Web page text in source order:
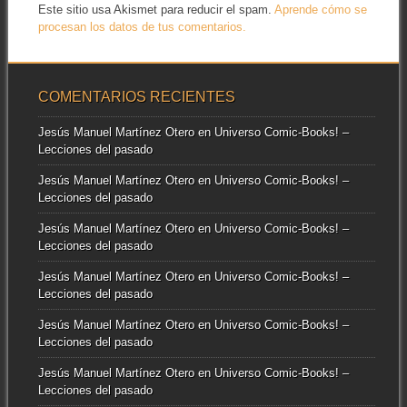
Este sitio usa Akismet para reducir el spam. Aprende cómo se
procesan los datos de tus comentarios.
COMENTARIOS RECIENTES
Jesús Manuel Martínez Oteroen Universo Comic-Books! –
Lecciones del pasado
Jesús Manuel Martínez Oteroen Universo Comic-Books! –
Lecciones del pasado
Jesús Manuel Martínez Oteroen Universo Comic-Books! –
Lecciones del pasado
Jesús Manuel Martínez Oteroen Universo Comic-Books! –
Lecciones del pasado
Jesús Manuel Martínez Oteroen Universo Comic-Books! –
Lecciones del pasado
Jesús Manuel Martínez Oteroen Universo Comic-Books! –
Lecciones del pasado